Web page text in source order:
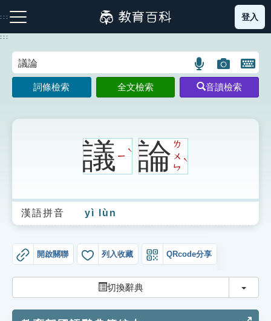
到
主
:::
注音索引圖示 筆畫索引圖示 部首索引表圖示
生字詞彙表
成語故事
索引選單
登入
:::
語
言
搜
圖
片
搜
開
鍵
圖
詞條檢索 全文檢索 音讀檢索
議ㄧ
ˋ 論ㄌ
ㄨ
ㄣ
ˋ
漢語拼音 yì lùn
開啟關聯 列入收藏 QRcode分享
切換辭典 切換